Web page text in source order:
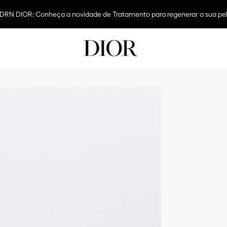
dos Pais: Presenteie com Dior e aproveite frete grátis em todas as